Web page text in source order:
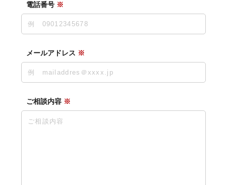
電話番号 ※
メールアドレス ※
ご相談内容 ※